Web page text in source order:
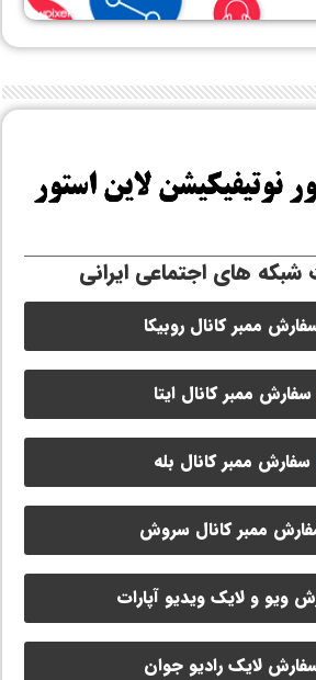
های اجتماعی ایرانی
ممبر کانال روبیکا
سفارش ممبر کانال ایتا
سفارش ممبر کانال بله
ممبر کانال سروش
ویو و لایک ویدیو آپارات
لایک رادیو جوان